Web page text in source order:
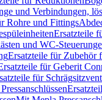
und Verbindungen,
Rohre und Fittings
Ersatzteile
und WC-
Ersatzteile für Zubehör
für Geberit
für